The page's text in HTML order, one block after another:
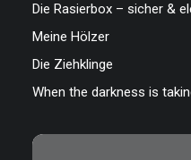
Die Rasierbox – sicher &
Meine Hölzer
Die Ziehklinge
When the darkness is